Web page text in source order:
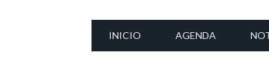
INICIO AGENDA